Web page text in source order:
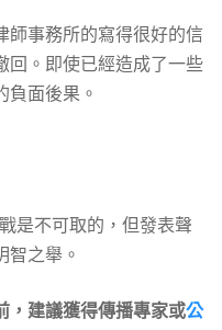
師事務所的寫得很好的信
回。即使已經造成了一些
負面後果。
是不可取的，但發表聲
智之舉。
，建議獲得傳播專家或公